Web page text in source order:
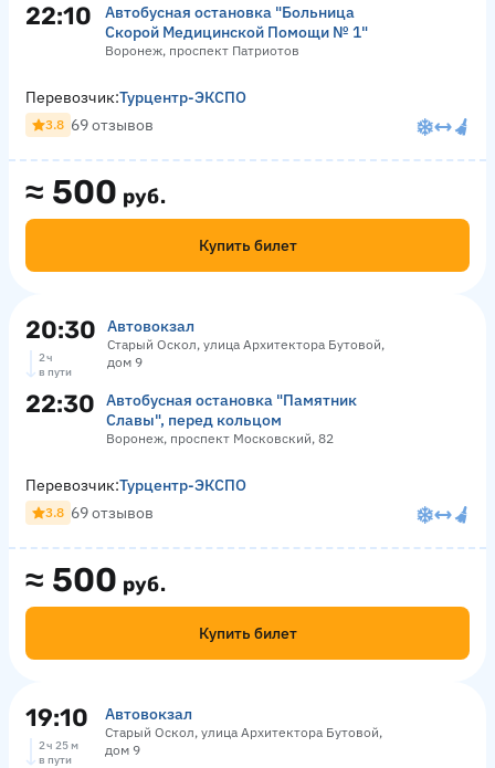
22:10
Автобусная остановка "Больница
Скорой Медицинской Помощи № 1"
Воронеж, проспект Патриотов
≈ 500 руб.
Купить билет
Перевозчик:Турцентр-ЭКСПО
3.8 69 отзывов
20:30 Автовокзал
Старый Оскол, улица Архитектора Бутовой,
дом 9
2 ч
в пути
22:30
Автобусная остановка "Памятник
Славы", перед кольцом
Воронеж, проспект Московский, 82
≈ 500 руб.
Купить билет
Перевозчик:Турцентр-ЭКСПО
3.8 69 отзывов
19:10 Автовокзал
Старый Оскол, улица Архитектора Бутовой,
дом 9
2 ч 25 м
в пути